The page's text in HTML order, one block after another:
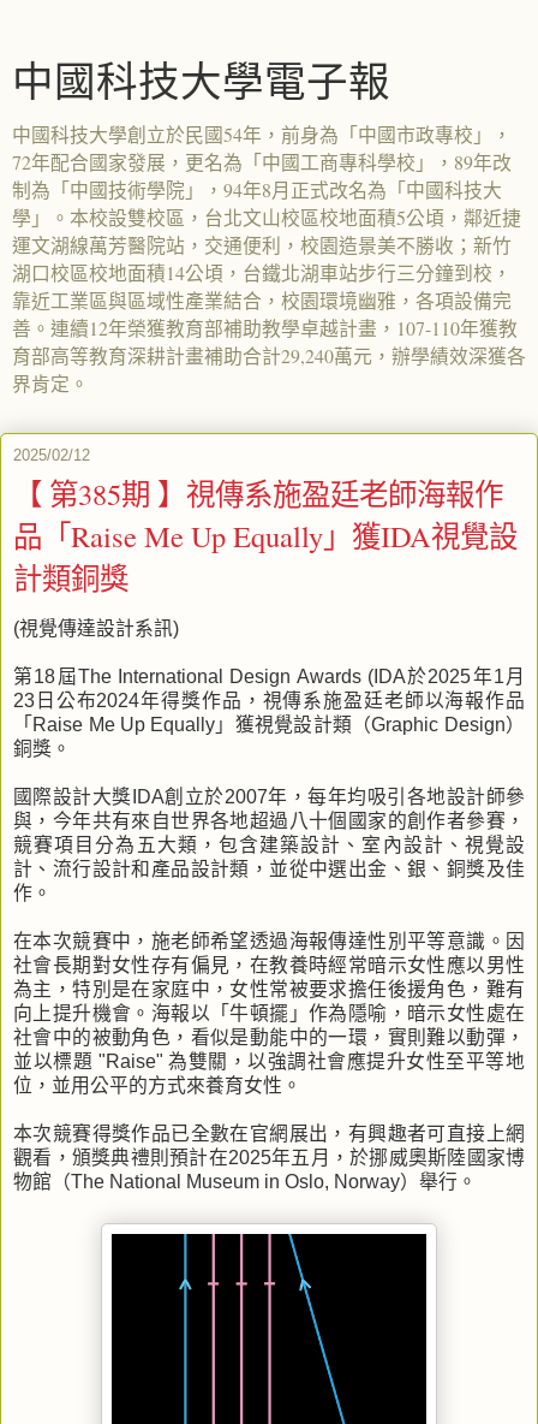
中國科技大學電子報
中國科技大學創立於民國54年，前身為「中國市政專校」，
72年配合國家發展，更名為「中國工商專科學校」，89年改
制為「中國技術學院」，94年8月正式改名為「中國科技大
學」。本校設雙校區，台北文山校區校地面積5公頃，鄰近捷
運文湖線萬芳醫院站，交通便利，校園造景美不勝收；新竹
湖口校區校地面積14公頃，台鐵北湖車站步行三分鐘到校，
靠近工業區與區域性產業結合，校園環境幽雅，各項設備完
善。連續12年榮獲教育部補助教學卓越計畫，107-110年獲教
育部高等教育深耕計畫補助合計29,240萬元，辦學績效深獲各
界肯定。
2025/02/12
【 第385期 】視傳系施盈廷老師海報作
品「Raise Me Up Equally」獲IDA視覺設
計類銅獎
(視覺傳達設計系訊)
第18屆The International Design Awards (IDA於2025年1月
23日公布2024年得獎作品，視傳系施盈廷老師以海報作品
「Raise Me Up Equally」獲視覺設計類（Graphic Design）
銅獎。
國際設計大獎IDA創立於2007年，每年均吸引各地設計師參
與，今年共有來自世界各地超過八十個國家的創作者參賽，
競賽項目分為五大類，包含建築設計、室內設計、視覺設
計、流行設計和產品設計類，並從中選出金、銀、銅獎及佳
作。
在本次競賽中，施老師希望透過海報傳達性別平等意識。因
社會長期對女性存有偏見，在教養時經常暗示女性應以男性
為主，特別是在家庭中，女性常被要求擔任後援角色，難有
向上提升機會。海報以「牛頓擺」作為隱喻，暗示女性處在
社會中的被動角色，看似是動能中的一環，實則難以動彈，
並以標題 "Raise" 為雙關，以強調社會應提升女性至平等地
位，並用公平的方式來養育女性。
本次競賽得獎作品已全數在官網展出，有興趣者可直接上網
觀看，頒獎典禮則預計在2025年五月，於挪威奧斯陸國家博
物館（The National Museum in Oslo, Norway）舉行。